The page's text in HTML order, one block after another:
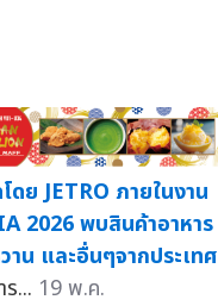
ย JETRO ภายในงาน
2026 พบสินค้าอาหาร
น และอื่นๆจากประเทศ
... 19 พ.ค.